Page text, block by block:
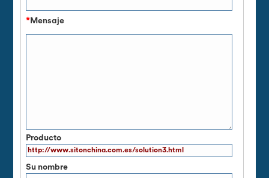
*Mensaje
Producto
Su nombre